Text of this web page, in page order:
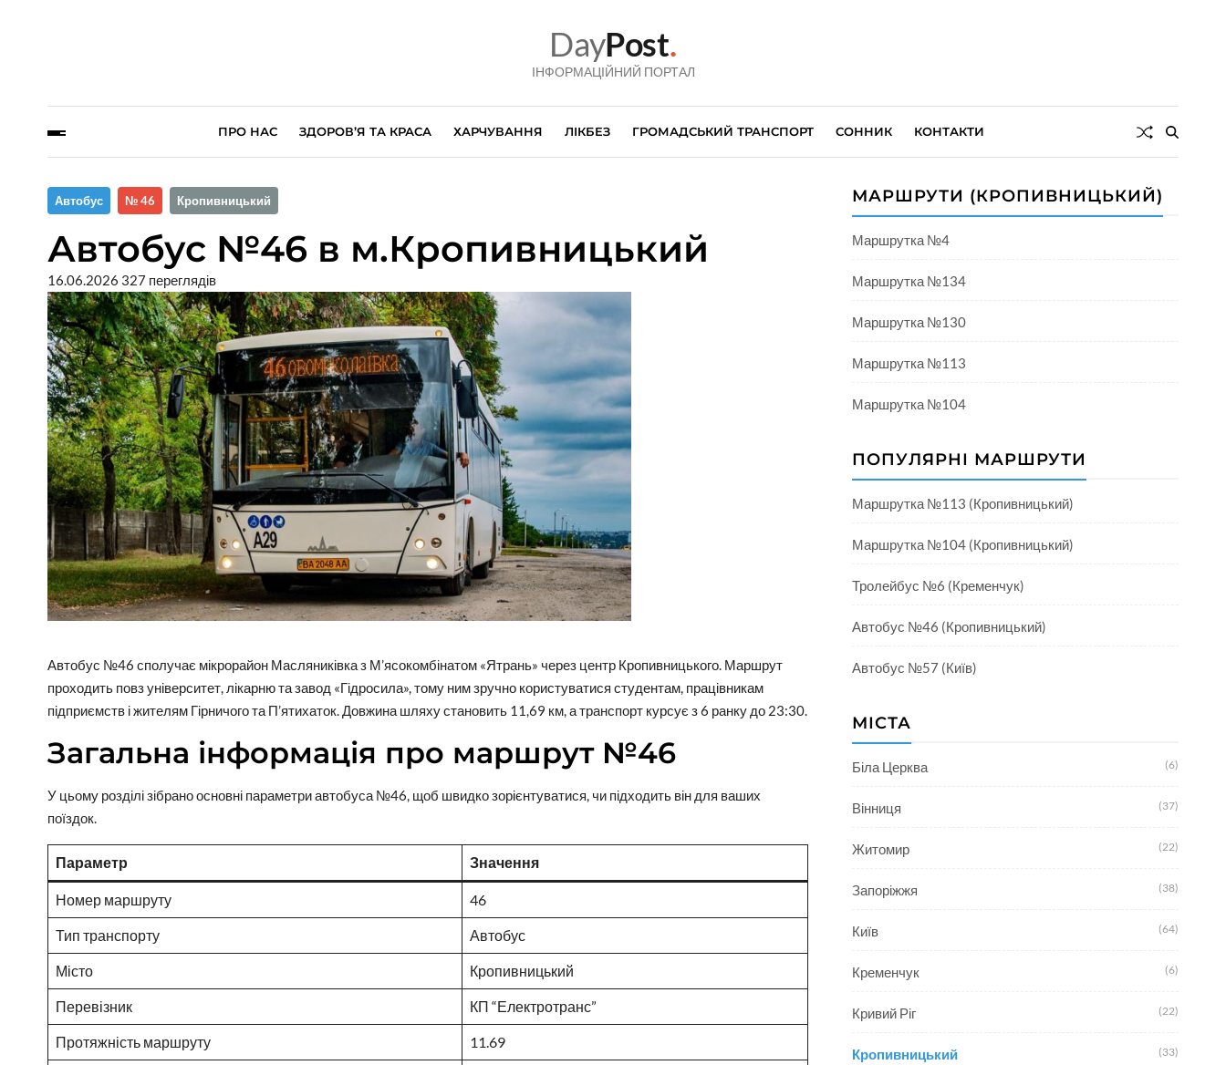
DayPost.
ІНФОРМАЦІЙНИЙ ПОРТАЛ
ПРО НАС ЗДОРОВ’Я ТА КРАСА ХАРЧУВАННЯ ЛІКБЕЗ ГРОМАДСЬКИЙ ТРАНСПОРТ СОННИК КОНТАКТИ
Автобус № 46 Кропивницький
Автобус №46 в м.Кропивницький
16.06.2026 327 переглядів
Автобус №46 сполучає мікрорайон Масляниківка з М’ясокомбінатом «Ятрань» через центр Кропивницького. Маршрут
проходить повз університет, лікарню та завод «Гідросила», тому ним зручно користуватися студентам, працівникам
підприємств і жителям Гірничого та П’ятихаток. Довжина шляху становить 11,69 км, а транспорт курсує з 6 ранку до 23:30.
Загальна інформація про маршрут №46
У цьому розділі зібрано основні параметри автобуса №46, щоб швидко зорієнтуватися, чи підходить він для ваших
поїздок.
Параметр Значення
Номер маршруту 46
Тип транспорту Автобус
Місто Кропивницький
Перевізник КП “Електротранс”
Протяжність маршруту 11.69
МАРШРУТИ (КРОПИВНИЦЬКИЙ)
Маршрутка №4
Маршрутка №134
Маршрутка №130
Маршрутка №113
Маршрутка №104
ПОПУЛЯРНІ МАРШРУТИ
Маршрутка №113 (Кропивницький)
Маршрутка №104 (Кропивницький)
Тролейбус №6 (Кременчук)
Автобус №46 (Кропивницький)
Автобус №57 (Київ)
МІСТА
Біла Церква (6)
Вінниця (37)
Житомир (22)
Запоріжжя (38)
Київ (64)
Кременчук (6)
Кривий Ріг (22)
Кропивницький (33)